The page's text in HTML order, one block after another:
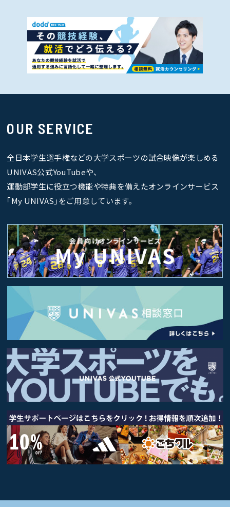
OUR SERVICE
全日本学生選手権などの大学スポーツの試合映像が楽しめる
UNIVAS公式YouTubeや、
運動部学生に役立つ機能や特典を備えたオンラインサービス
｢My UNIVAS｣をご用意しています。